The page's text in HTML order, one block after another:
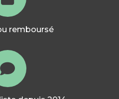
remboursé